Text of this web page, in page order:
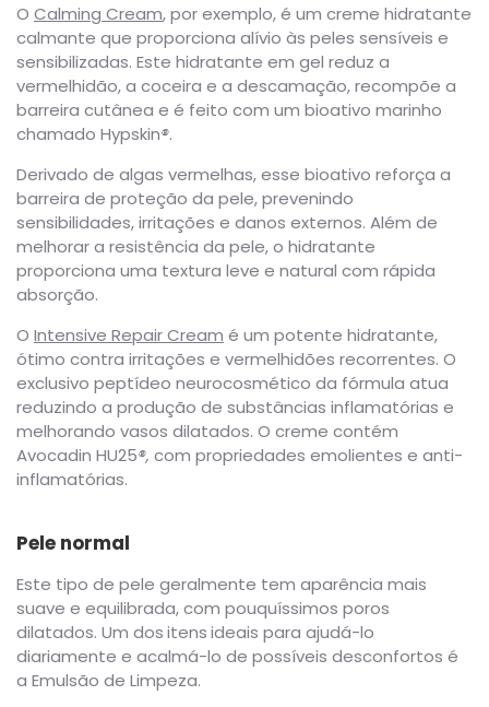
O Calming Cream, por exemplo, é um creme hidratante
calmante que proporciona alívio às peles sensíveis e
sensibilizadas. Este hidratante em gel reduz a
vermelhidão, a coceira e a descamação, recompõe a
barreira cutânea e é feito com um bioativo marinho
chamado Hypskin®.
Derivado de algas vermelhas, esse bioativo reforça a
barreira de proteção da pele, prevenindo
sensibilidades, irritações e danos externos. Além de
melhorar a resistência da pele, o hidratante
proporciona uma textura leve e natural com rápida
absorção.
O Intensive Repair Cream é um potente hidratante,
ótimo contra irritações e vermelhidões recorrentes. O
exclusivo peptídeo neurocosmético da fórmula atua
reduzindo a produção de substâncias inflamatórias e
melhorando vasos dilatados. O creme contém
Avocadin HU25®, com propriedades emolientes e anti-
inflamatórias.
Pele normal
Este tipo de pele geralmente tem aparência mais
suave e equilibrada, com pouquíssimos poros
dilatados. Um dositensideais para ajudá-lo
diariamente e acalmá-lo de possíveis desconfortos é
a Emulsão de Limpeza.